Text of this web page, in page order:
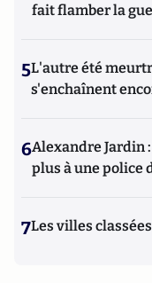
fait flamber la
5L'autre été
s'enchaînent
6Alexandre Jardin
plus à une police
7Les villes